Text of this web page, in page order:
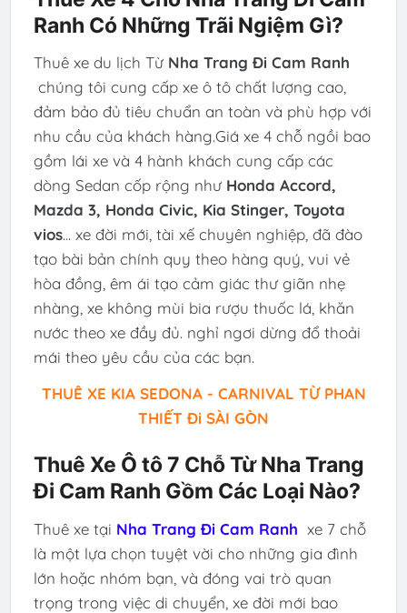
Ranh Có Những Trãi Ngiệm Gì?
Thuê xe du lịch Từ Nha Trang Đi Cam Ranh
chúng tôi cung cấp xe ô tô chất lượng cao,
đảm bảo đủ tiêu chuẩn an toàn và phù hợp với
nhu cầu của khách hàng.Giá xe 4 chỗ ngồi bao
gồm lái xe và 4 hành khách cung cấp các
dòng Sedan cốp rộng như Honda Accord,
Mazda 3, Honda Civic, Kia Stinger, Toyota
vios... xe đời mới, tài xế chuyên nghiệp, đã đào
tạo bài bản chính quy theo hàng quý, vui vẻ
hòa đồng, êm ái tạo cảm giác thư giãn nhẹ
nhàng, xe không mùi bia rượu thuốc lá, khăn
nước theo xe đầy đủ. nghỉ ngơi dừng đổ thoải
mái theo yêu cầu của các bạn.
THUÊ XE KIA SEDONA - CARNIVAL TỪ PHAN
THIẾT Đi SÀI GÒN
Thuê Xe Ô tô 7 Chỗ Từ Nha Trang
Đi Cam Ranh Gồm Các Loại Nào?
Thuê xe tại Nha Trang Đi Cam Ranh xe 7 chỗ
là một lựa chọn tuyệt vời cho những gia đình
lớn hoặc nhóm bạn, và đóng vai trò quan
trọng trong việc di chuyển, xe đời mới bao